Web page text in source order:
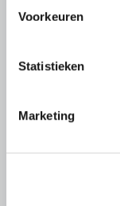
Voorkeuren
Statistieken
Marketing